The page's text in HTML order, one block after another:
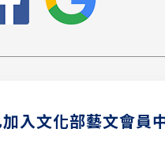
入文化部藝文會員